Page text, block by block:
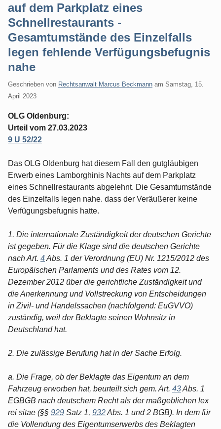
auf dem Parkplatz eines
Schnellrestaurants -
Gesamtumstände des Einzelfalls
legen fehlende Verfügungsbefugnis
nahe
Geschrieben von Rechtsanwalt Marcus Beckmann am Samstag, 15.
April 2023
OLG Oldenburg:
Urteil vom 27.03.2023
9 U 52/22
Das OLG Oldenburg hat diesem Fall den gutgläubigen
Erwerb eines Lamborghinis Nachts auf dem Parkplatz
eines Schnellrestaurants abgelehnt. Die Gesamtumstände
des Einzelfalls legen nahe. dass der Veräußerer keine
Verfügungsbefugnis hatte.
1. Die internationale Zuständigkeit der deutschen Gerichte
ist gegeben. Für die Klage sind die deutschen Gerichte
nach Art. 4Abs. 1 der Verordnung (EU) Nr. 1215/2012 des
Europäischen Parlaments und des Rates vom 12.
Dezember 2012 über die gerichtliche Zuständigkeit und
die Anerkennung und Vollstreckung von Entscheidungen
in Zivil- und Handelssachen (nachfolgend: EuGVVO)
zuständig, weil der Beklagte seinen Wohnsitz in
Deutschland hat.
2. Die zulässige Berufung hat in der Sache Erfolg.
a. Die Frage, ob der Beklagte das Eigentum an dem
Fahrzeug erworben hat, beurteilt sich gem. Art. 43Abs. 1
EGBGB nach deutschem Recht als der maßgeblichen lex
rei sitae (§§ 929 Satz 1, 932Abs. 1 und 2 BGB). In dem für
die Vollendung des Eigentumserwerbs des Beklagten